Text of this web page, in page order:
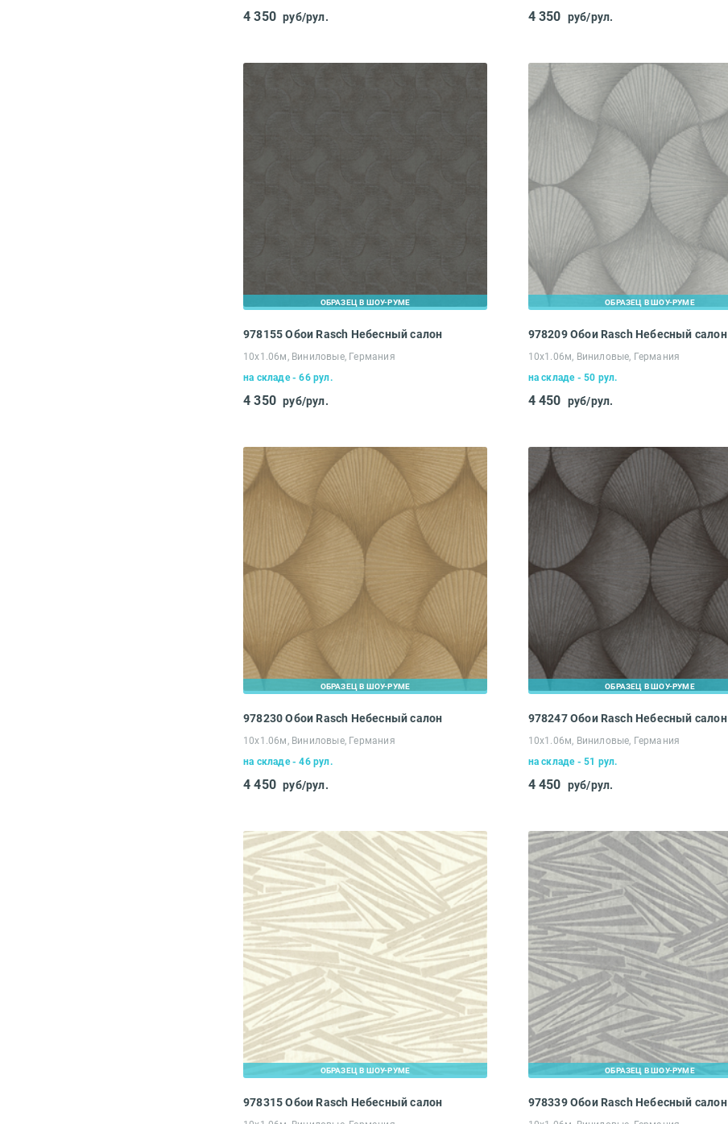
4 350 руб/рул. 4 350 руб/рул.
ОБРАЗЕЦ В ШОУ-РУМЕ
978155 Обои Rasch Небесный салон
10х1.06м, Виниловые, Германия
на складе - 66 рул.
4 350 руб/рул.
ОБРАЗЕЦ В ШОУ-РУМЕ
978209 Обои Rasch Небесный салон
10х1.06м, Виниловые, Германия
на складе - 50 рул.
4 450 руб/рул.
ОБРАЗЕЦ В ШОУ-РУМЕ
978230 Обои Rasch Небесный салон
10х1.06м, Виниловые, Германия
на складе - 46 рул.
4 450 руб/рул.
ОБРАЗЕЦ В ШОУ-РУМЕ
978247 Обои Rasch Небесный салон
10х1.06м, Виниловые, Германия
на складе - 51 рул.
4 450 руб/рул.
ОБРАЗЕЦ В ШОУ-РУМЕ
978315 Обои Rasch Небесный салон
ОБРАЗЕЦ В ШОУ-РУМЕ
978339 Обои Rasch Небесный салон
Что хотелось бы изменить?*